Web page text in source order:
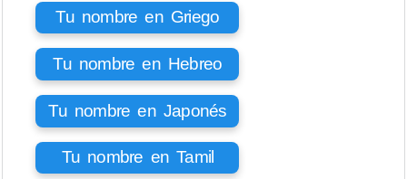
Tu nombre en Griego
Tu nombre en Hebreo
Tu nombre en Japonés
Tu nombre en Tamil